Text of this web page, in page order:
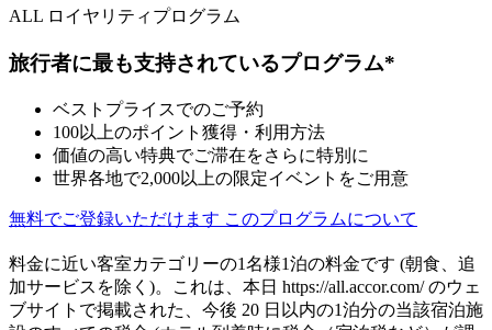
ALL ロイヤリティプログラム
旅行者に最も支持されているプログラム*
ベストプライスでのご予約
100以上のポイント獲得・利用方法
価値の高い特典でご滞在をさらに特別に
世界各地で2,000以上の限定イベントをご用意
無料でご登録いただけます このプログラムについて
料金に近い客室カテゴリーの1名様1泊の料金です (朝食、追
加サービスを除く)。これは、本日 https://all.accor.com/ のウェ
ブサイトで掲載された、今後 20 日以内の1泊分の当該宿泊施